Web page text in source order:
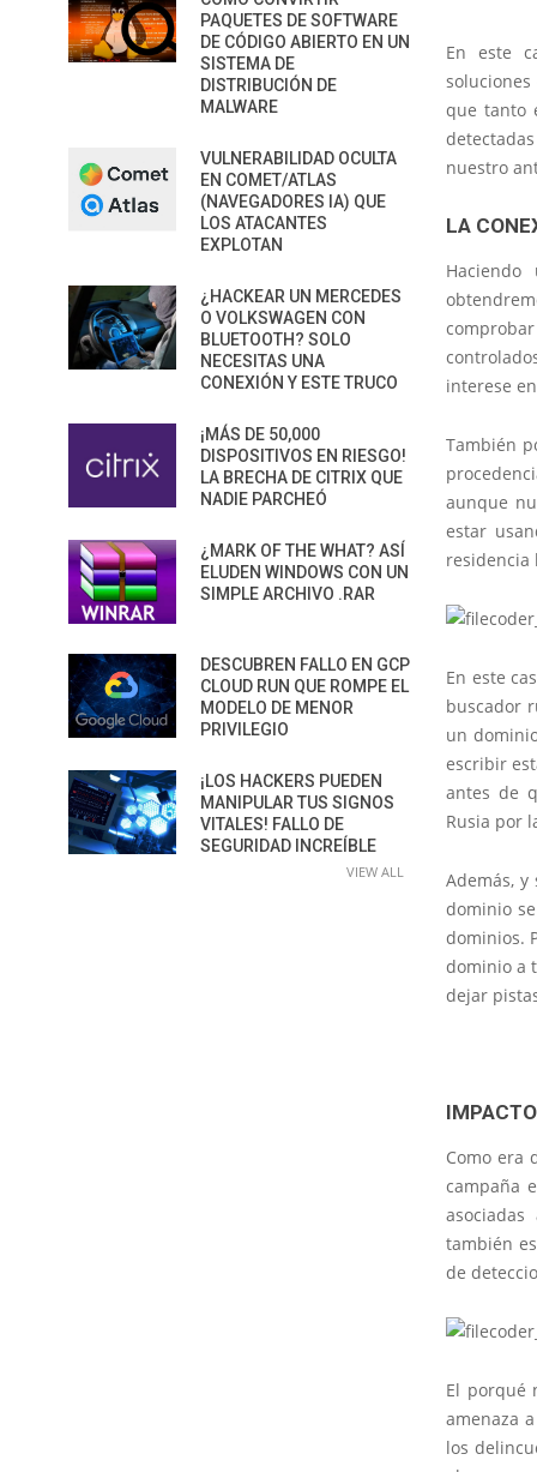
En este
soluciones
que tanto
nuestro
LA
interese
También
aunque
estar
residencia
En este
buscador
un
escribir
antes de
Rusia por
Además,
dominio
dominios.
dominio a
dejar
Como era
campaña
también
de
El porqué
amenaza
los
PAQUETES DE SOFTWARE
DE CÓDIGO ABIERTO EN UN
SISTEMA DE
DISTRIBUCIÓN DE
MALWARE
VULNERABILIDAD OCULTA
EN COMET/ATLAS
(NAVEGADORES IA) QUE
LOS ATACANTES
EXPLOTAN
¿HACKEAR UN MERCEDES
O VOLKSWAGEN CON
BLUETOOTH? SOLO
NECESITAS UNA
CONEXIÓN Y ESTE TRUCO
¡MÁS DE 50,000
DISPOSITIVOS EN RIESGO!
LA BRECHA DE CITRIX QUE
NADIE PARCHEÓ
¿MARK OF THE WHAT? ASÍ
ELUDEN WINDOWS CON UN
SIMPLE ARCHIVO .RAR
DESCUBREN FALLO EN GCP
CLOUD RUN QUE ROMPE EL
MODELO DE MENOR
PRIVILEGIO
¡LOS HACKERS PUEDEN
MANIPULAR TUS SIGNOS
VITALES! FALLO DE
SEGURIDAD INCREÍBLE
VIEW ALL